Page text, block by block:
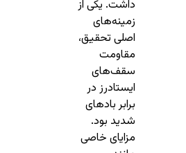
داشت. یکی از
زمینه‌های
اصلی تحقیق،
مقاومت
سقف‌های
ایستادرز در
برابر بادهای
شدید بود.
مزایای خاصی